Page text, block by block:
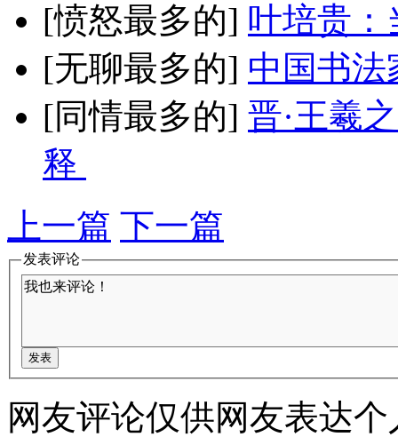
[愤怒最多的] 叶培贵：
[无聊最多的] 中国书法
[同情最多的] 晋·王羲
释
上一篇 下一篇
发表评论
网友评论仅供网友表达